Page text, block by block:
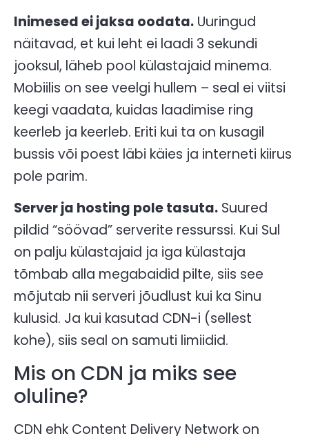
Inimesed ei jaksa oodata. Uuringud
näitavad, et kui leht ei laadi 3 sekundi
jooksul, läheb pool külastajaid minema.
Mobiilis on see veelgi hullem – seal ei viitsi
keegi vaadata, kuidas laadimise ring
keerleb ja keerleb. Eriti kui ta on kusagil
bussis või poest läbi käies ja interneti kiirus
pole parim.
Server ja hosting pole tasuta. Suured
pildid “söövad” serverite ressurssi. Kui Sul
on palju külastajaid ja iga külastaja
tõmbab alla megabaidid pilte, siis see
mõjutab nii serveri jõudlust kui ka Sinu
kulusid. Ja kui kasutad CDN-i (sellest
kohe), siis seal on samuti limiidid.
Mis on CDN ja miks see
oluline?
CDN ehk Content Delivery Network on